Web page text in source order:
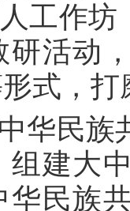
工作坊
研活动
式，
华民族
组建大
华民族